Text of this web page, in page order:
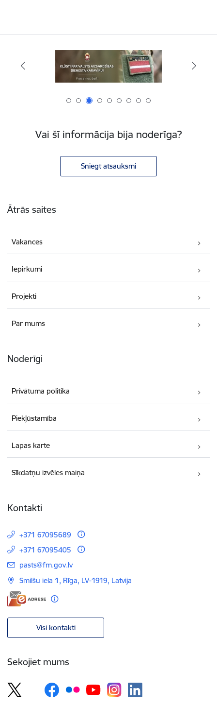
Vai šī informācija bija noderīga?
Sniegt atsauksmi
Ātrās saites
Vakances
Iepirkumi
Projekti
Par mums
Noderīgi
Privātuma politika
Piekļūstamība
Lapas karte
Sīkdatņu izvēles maiņa
Kontakti
+371 67095689
+371 67095405
E-pasts:
pasts@fm.gov.lv
Smilšu iela 1, Rīga, LV-1919, Latvija
Visi kontakti
Sekojiet mums